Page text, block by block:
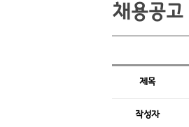
채용공고
제목
작성자